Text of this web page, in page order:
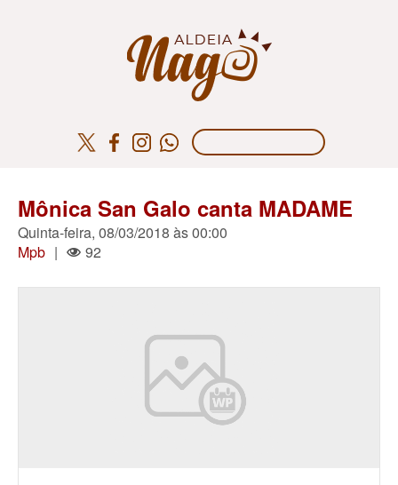
Mônica San Galo canta MADAME
Quinta-feira, 08/03/2018 às 00:00
Mpb | 92